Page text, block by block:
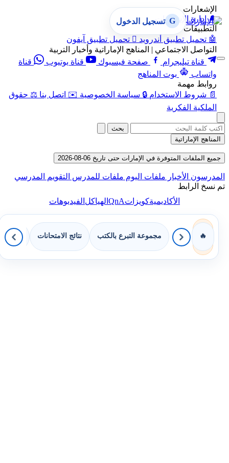
الإشعارات
🔔 إدارة الإشعارات
التطبيقات
🤖 تحميل تطبيق أندرويد  تحميل تطبيق آيفون
التواصل الاجتماعي | المناهج الإماراتية وأخبار التربية
قناة تيليجرام
صفحة فيسبوك قناة يوتيوب
قناة
واتساب
بوت المناهج
روابط مهمة
📄 شروط الاستخدام 🔒 سياسة الخصوصية ✉️ اتصل بنا ⚖️ حقوق
الملكية الفكرية
G تسجيل الدخول
بحث
المناهج الإماراتية
جميع الملفات المتوفرة في الإمارات حتى تاريخ 06-08-2026
المدرسون الأخبار ملفات اليوم ملفات للمدرس التقويم المدرسي
تم نسخ الرابط
الأكاديميةكويزاتQnAالهياكلالفيديوهات
🔥 مجموعة التبرع بالكتب نتائج الامتحانات